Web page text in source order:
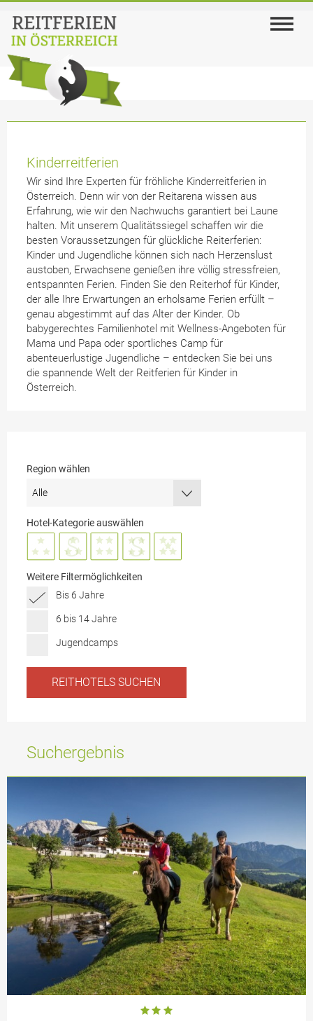
Kinderreitferien
Wir sind Ihre Experten für fröhliche Kinderreitferien in
Österreich. Denn wir von der Reitarena wissen aus
Erfahrung, wie wir den Nachwuchs garantiert bei Laune
halten. Mit unserem Qualitätssiegel schaffen wir die
besten Voraussetzungen für glückliche Reiterferien:
Kinder und Jugendliche können sich nach Herzenslust
austoben, Erwachsene genießen ihre völlig stressfreien,
entspannten Ferien. Finden Sie den Reiterhof für Kinder,
der alle Ihre Erwartungen an erholsame Ferien erfüllt –
genau abgestimmt auf das Alter der Kinder. Ob
babygerechtes Familienhotel mit Wellness-Angeboten für
Mama und Papa oder sportliches Camp für
abenteuerlustige Jugendliche – entdecken Sie bei uns
die spannende Welt der Reitferien für Kinder in
Österreich.
Region wählen
Hotel-Kategorie auswählen
Weitere Filtermöglichkeiten
Bis 6 Jahre
6 bis 14 Jahre
Jugendcamps
Suchergebnis